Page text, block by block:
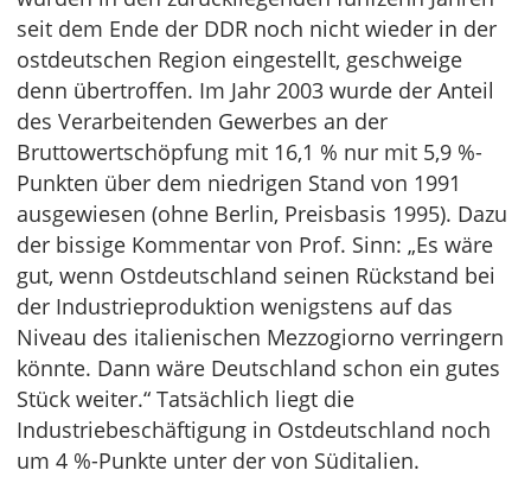
seit dem Ende der DDR noch nicht wieder in der
ostdeutschen Region eingestellt, geschweige
denn übertroffen. Im Jahr 2003 wurde der Anteil
des Verarbeitenden Gewerbes an der
Bruttowertschöpfung mit 16,1 % nur mit 5,9 %-
Punkten über dem niedrigen Stand von 1991
ausgewiesen (ohne Berlin, Preisbasis 1995). Dazu
der bissige Kommentar von Prof. Sinn: „Es wäre
gut, wenn Ostdeutschland seinen Rückstand bei
der Industrieproduktion wenigstens auf das
Niveau des italienischen Mezzogiorno verringern
könnte. Dann wäre Deutschland schon ein gutes
Stück weiter.“ Tatsächlich liegt die
Industriebeschäftigung in Ostdeutschland noch
um 4 %-Punkte unter der von Süditalien.